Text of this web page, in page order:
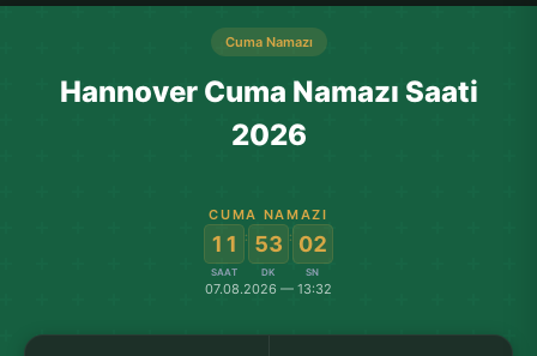
Cuma Namazı
Hannover Cuma Namazı Saati
2026
CUMA NAMAZI
11
SAAT
: 53
DK
: 02
SN
07.08.2026 — 13:32